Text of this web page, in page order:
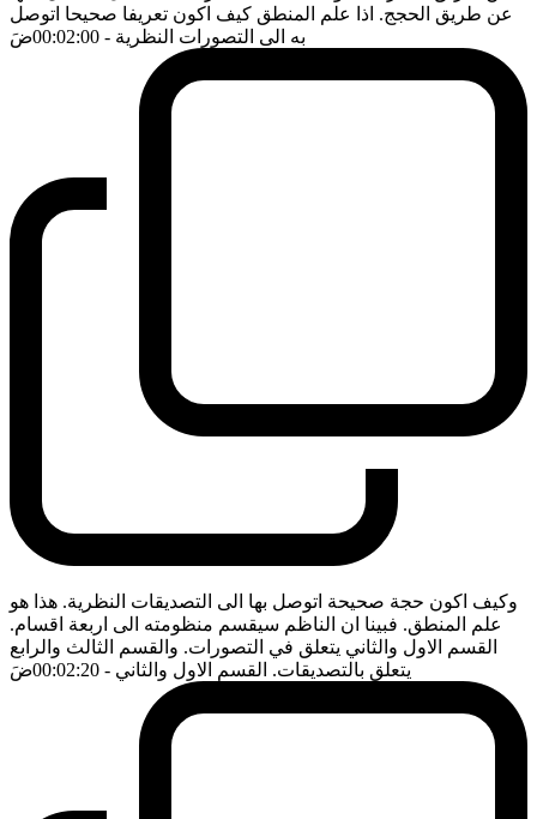
عن طريق الحجج. اذا علم المنطق كيف اكون تعريفا صحيحا اتوصل
به الى التصورات النظرية - 00:02:00 ضَ
وكيف اكون حجة صحيحة اتوصل بها الى التصديقات النظرية. هذا هو
علم المنطق. فبينا ان الناظم سيقسم منظومته الى اربعة اقسام.
القسم الاول والثاني يتعلق في التصورات. والقسم الثالث والرابع
يتعلق بالتصديقات. القسم الاول والثاني - 00:02:20 ضَ